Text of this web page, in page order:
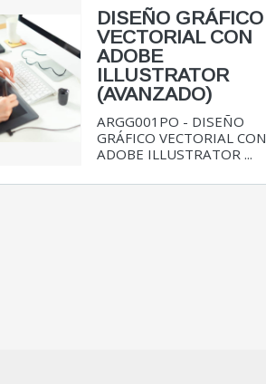
DISEÑO GRÁFICO
VECTORIAL CON
ADOBE
ILLUSTRATOR
(AVANZADO)
ARGG001PO - DISEÑO
GRÁFICO VECTORIAL CON
ADOBE ILLUSTRATOR ...